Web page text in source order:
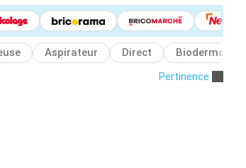
Aspirateur Direct
Bioderma
Pertinence